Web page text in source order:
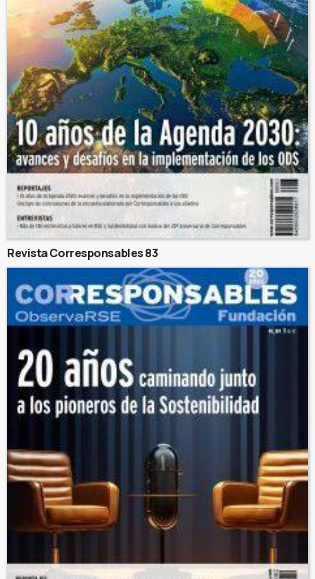
Revista Corresponsables 83